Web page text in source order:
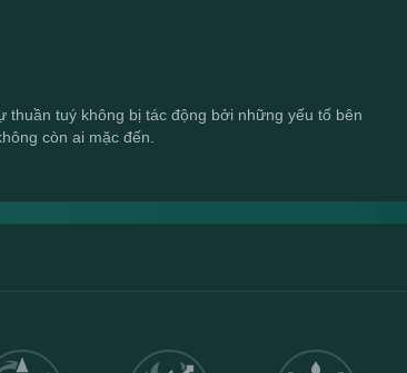
tuý không bị tác động bởi những yếu tố bên
còn ai mặc đến.